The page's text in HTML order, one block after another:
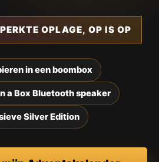
OPLAGE, OP IS OP
in een boombox
a Box Bluetooth speaker
Silver Edition